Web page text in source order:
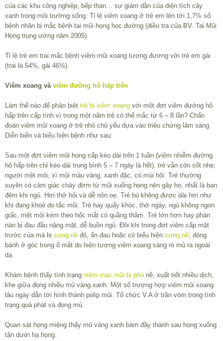
của các khu công nghiệp, bếp than… sự giảm dần của diện tích cây
xanh trong môi trường sống. Tỉ lệ viêm xoang ở trẻ em lên tới 1,7% số
bệnh nhân bị mắc bệnh tai mũi họng học đường (điều tra của BV. Tai Mũi
Họng trung ương năm 2005).
Tỉ lệ trẻ em trai mắc bệnh viêm mũi xoang tương đương với trẻ em gái
(trai là 54%, gái 46%).
Viêm xoang và viêm đường hô hấp trên
Làm thế nào để phân biệt trẻ bị viêm xoang với một đợt viêm đường hô
hấp trên cấp tính vì trong một năm trẻ có thể mắc từ 6 – 8 lần? Chẩn
đoán viêm mũi xoang ở trẻ nhỏ chủ yếu dựa vào triệu chứng lâm sàng.
Diễn biến và biểu hiện bệnh như sau:
Sau một đợt viêm mũi họng cấp kéo dài trên 1 tuần (viêm nhiễm đường
hô hấp trên chỉ kéo dài trung bình 5 – 7 ngày là hết), trẻ vẫn còn sốt nhẹ,
người mệt mỏi, xì mũi màu vàng, xanh đặc, có mùi hôi. Trẻ thường
xuyên có cảm giác chảy đờm từ mũi xuống họng nên gây ho, nhất là ban
đêm khi ngủ. Hơi thở hôi và dễ nôn oẹ. Trẻ bú không được dài hơi như
khi đang khoẻ do tắc mũi. Trẻ hay quấy khóc, thở ngáy, ngủ không ngon
giấc, mệt mỏi kèm theo hốc mắt có quầng thâm. Trẻ lớn hơn hay phàn
nàn bị đau đầu nặng mặt, dễ buồn ngủ. Đôi khi trong đợt viêm cấp mặt
trước của má bị sưng nề đỏ, ấn đau hoặc có biểu hiện sưng nề , đóng
bánh ở góc trong ổ mắt do hiện tượng viêm xoang sàng rò mủ ra ngoài
da.
Khám bệnh thấy tình trạng niêm mạc mũi bị phù nề, xuất tiết nhiều dịch,
khe giữa đọng nhiều mủ vàng xanh. Một số trượng hợp viêm mũi xoang
lâu ngày dẫn tới hình thành polip mũi. Tổ chức V.A ở trần vòm trong tình
trạng quá phát và đọng mủ.
Quan sát họng miệng thấy mủ vàng xanh bám đầy thành sau họng xuống
tận dưới hạ họng.